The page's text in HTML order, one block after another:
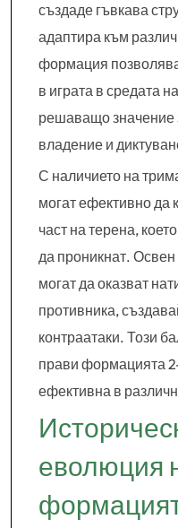
създаде гъвкава
адаптира към
формация
в играта в средата
решаващо значение
владение и
С наличието на
могат ефективно да
част на терена,
да проникнат.
могат да оказват
противника,
контраатаки. Този
прави формацията
ефективна в
еволюция